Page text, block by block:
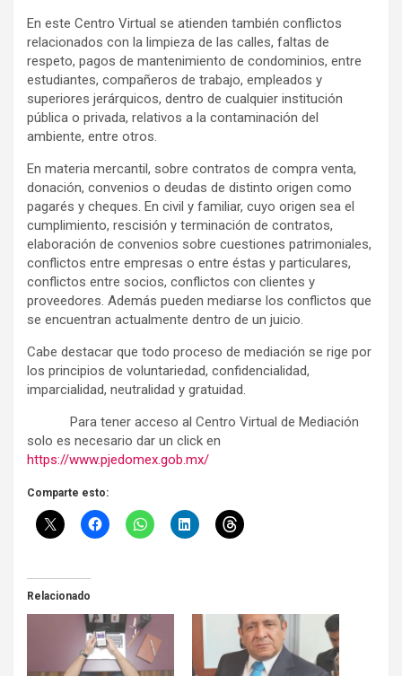
En este Centro Virtual se atienden también conflictos
relacionados con la limpieza de las calles, faltas de
respeto, pagos de mantenimiento de condominios, entre
estudiantes, compañeros de trabajo, empleados y
superiores jerárquicos, dentro de cualquier institución
pública o privada, relativos a la contaminación del
ambiente, entre otros.
En materia mercantil, sobre contratos de compra venta,
donación, convenios o deudas de distinto origen como
pagarés y cheques. En civil y familiar, cuyo origen sea el
cumplimiento, rescisión y terminación de contratos,
elaboración de convenios sobre cuestiones patrimoniales,
conflictos entre empresas o entre éstas y particulares,
conflictos entre socios, conflictos con clientes y
proveedores. Además pueden mediarse los conflictos que
se encuentran actualmente dentro de un juicio.
Cabe destacar que todo proceso de mediación se rige por
los principios de voluntariedad, confidencialidad,
imparcialidad, neutralidad y gratuidad.
Para tener acceso al Centro Virtual de Mediación
solo es necesario dar un click en
https://www.pjedomex.gob.mx/
Comparte esto:
Relacionado